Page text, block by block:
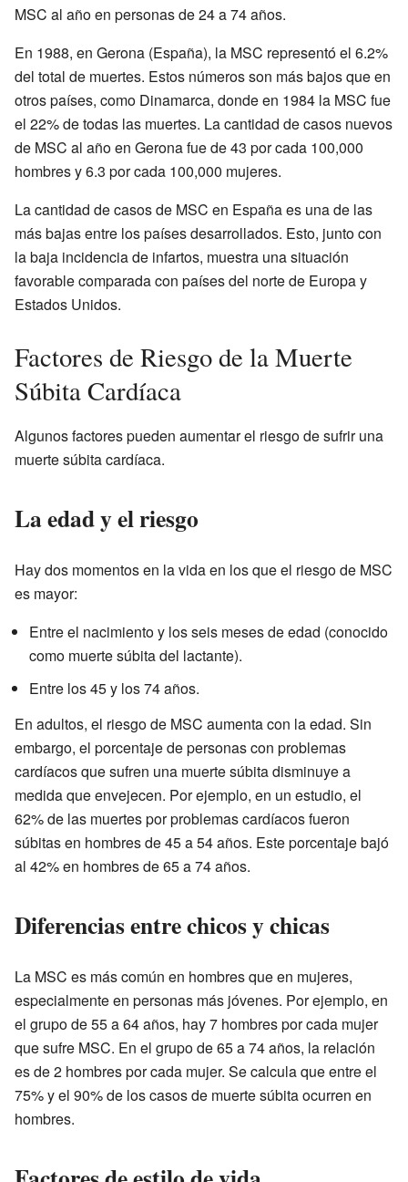
MSC al año en personas de 24 a 74 años.
En 1988, en Gerona (España), la MSC representó el 6.2%
del total de muertes. Estos números son más bajos que en
otros países, como Dinamarca, donde en 1984 la MSC fue
el 22% de todas las muertes. La cantidad de casos nuevos
de MSC al año en Gerona fue de 43 por cada 100,000
hombres y 6.3 por cada 100,000 mujeres.
La cantidad de casos de MSC en España es una de las
más bajas entre los países desarrollados. Esto, junto con
la baja incidencia de infartos, muestra una situación
favorable comparada con países del norte de Europa y
Estados Unidos.
Factores de Riesgo de la Muerte
Súbita Cardíaca
Algunos factores pueden aumentar el riesgo de sufrir una
muerte súbita cardíaca.
La edad y el riesgo
Hay dos momentos en la vida en los que el riesgo de MSC
es mayor:
Entre el nacimiento y los seis meses de edad (conocido
como muerte súbita del lactante).
Entre los 45 y los 74 años.
En adultos, el riesgo de MSC aumenta con la edad. Sin
embargo, el porcentaje de personas con problemas
cardíacos que sufren una muerte súbita disminuye a
medida que envejecen. Por ejemplo, en un estudio, el
62% de las muertes por problemas cardíacos fueron
súbitas en hombres de 45 a 54 años. Este porcentaje bajó
al 42% en hombres de 65 a 74 años.
Diferencias entre chicos y chicas
La MSC es más común en hombres que en mujeres,
especialmente en personas más jóvenes. Por ejemplo, en
el grupo de 55 a 64 años, hay 7 hombres por cada mujer
que sufre MSC. En el grupo de 65 a 74 años, la relación
es de 2 hombres por cada mujer. Se calcula que entre el
75% y el 90% de los casos de muerte súbita ocurren en
hombres.